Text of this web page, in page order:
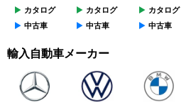
カタログ
中古車
カタログ
中古車
カタログ
中古車
輸入自動車メーカー